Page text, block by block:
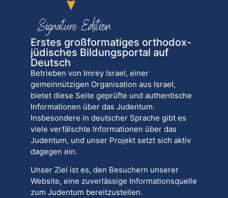
Erstes großformatiges orthodox-
jüdisches Bildungsportal auf
Deutsch
Betrieben von Imrey Israel, einer
gemeinnützigen Organisation aus Israel,
bietet diese Seite geprüfte und authentische
Informationen über das Judentum.
Insbesondere in deutscher Sprache gibt es
viele verfälschte Informationen über das
Judentum, und unser Projekt setzt sich aktiv
dagegen ein.
Unser Ziel ist es, den Besuchern unserer
Website, eine zuverlässige Informationsquelle
zum Judentum bereitzustellen.